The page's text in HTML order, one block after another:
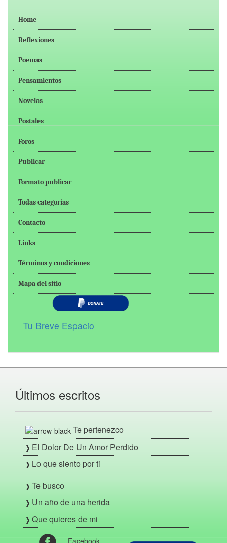
Home
Reflexiones
Poemas
Pensamientos
Novelas
Postales
Foros
Publicar
Formato publicar
Todas categorías
Contacto
Links
Términos y condiciones
Mapa del sitio
Tu Breve Espacio
Últimos escritos
Te pertenezco
El Dolor De Un Amor Perdido
Lo que siento por ti
Te busco
Un año de una herida
Que quieres de mi